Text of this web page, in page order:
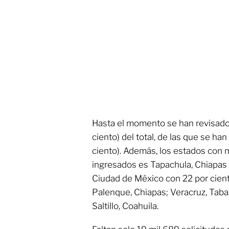
Hasta el momento se han
ciento) del total, de las que se
ciento). Además, los estados con
ingresados es Tapachula,
Ciudad de México con 22 por
Palenque, Chiapas; Veracruz,
Saltillo, Coahuila.